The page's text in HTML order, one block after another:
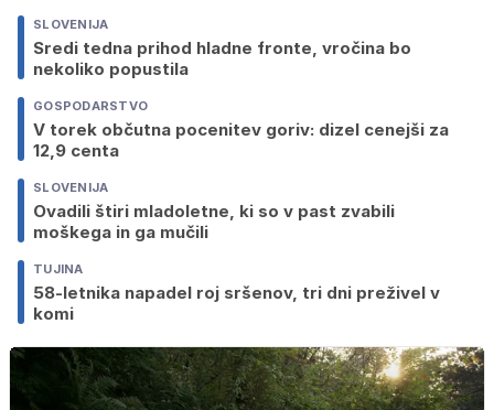
SLOVENIJA
Sredi tedna prihod hladne fronte, vročina bo
nekoliko popustila
GOSPODARSTVO
V torek občutna pocenitev goriv: dizel cenejši za
12,9 centa
SLOVENIJA
Ovadili štiri mladoletne, ki so v past zvabili
moškega in ga mučili
TUJINA
58-letnika napadel roj sršenov, tri dni preživel v
komi